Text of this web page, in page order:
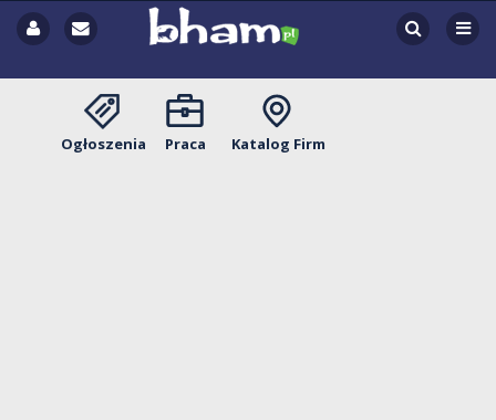
Ogłoszenia Praca Katalog Firm